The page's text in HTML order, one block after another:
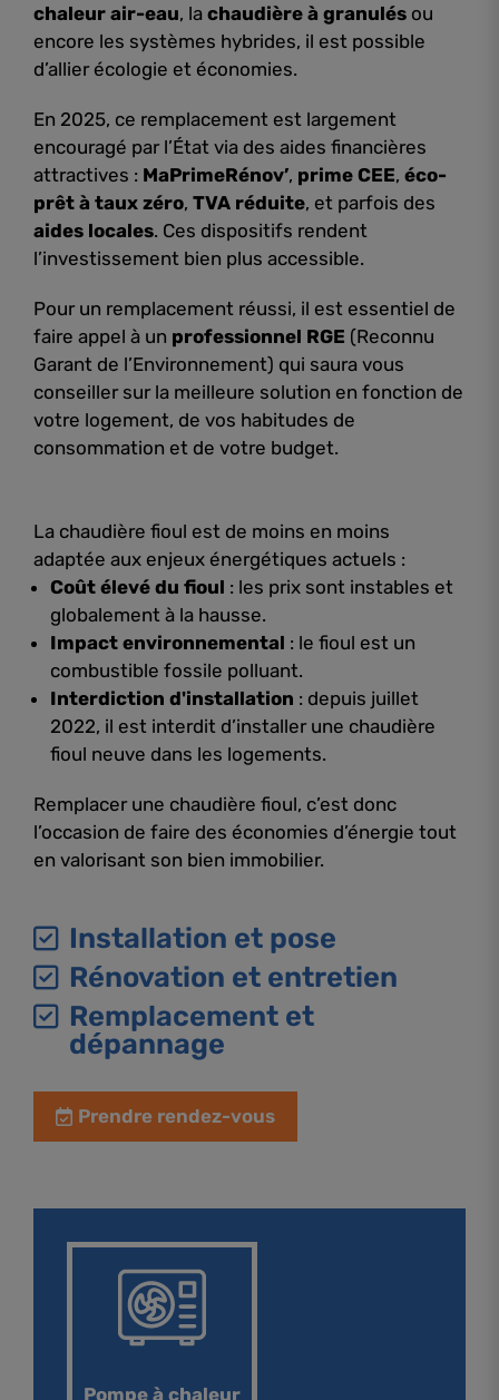
chaleur air-eau, la chaudière à granulés ou
encore les systèmes hybrides, il est possible
d’allier écologie et économies.
En 2025, ce remplacement est largement
encouragé par l’État via des aides financières
attractives : MaPrimeRénov’, prime CEE, éco-
prêt à taux zéro, TVA réduite, et parfois des
aides locales. Ces dispositifs rendent
l’investissement bien plus accessible.
Pour un remplacement réussi, il est essentiel de
faire appel à un professionnel RGE (Reconnu
Garant de l’Environnement) qui saura vous
conseiller sur la meilleure solution en fonction de
votre logement, de vos habitudes de
consommation et de votre budget.
La chaudière fioul est de moins en moins
adaptée aux enjeux énergétiques actuels :
Coût élevé du fioul : les prix sont instables et
globalement à la hausse.
Impact environnemental : le fioul est un
combustible fossile polluant.
Interdiction d'installation : depuis juillet
2022, il est interdit d’installer une chaudière
fioul neuve dans les logements.
Remplacer une chaudière fioul, c’est donc
l’occasion de faire des économies d’énergie tout
en valorisant son bien immobilier.
Installation et pose
Rénovation et entretien
Remplacement et
dépannage
Prendre rendez-vous
Pompe à chaleur